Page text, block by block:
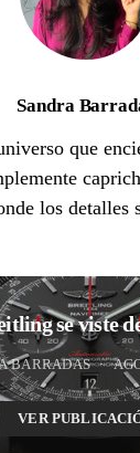
Sandra
que
los detalles
se viste
BARRADAS
VER